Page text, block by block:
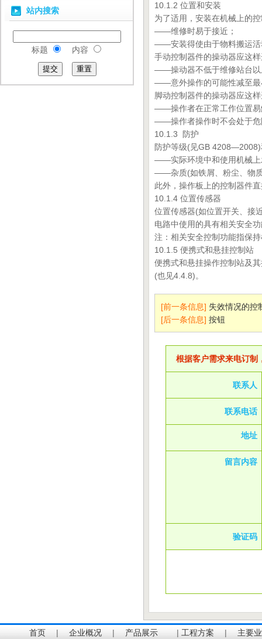
站内搜索
标题 内容
10.1.2 位置和安装
为了适用，安装在机械上的
——维修时易于接近；
——安装得使由于物料搬运活
手动控制器件的操动器应这
——操动器不低于维修站台以
——意外操作的可能性减至最
脚动控制器件的操动器应这
——操作者在正常工作位置易
——操作者操作时不会处于危
10.1.3 防护
防护等级(见GB
——实际环境中和使用机械上
——杂质(如铁屑、粉尘、物
此外，操作板上的控制器件
10.1.4 位置传感器
位置传感器(如位置开关、接
电路中使用的具有相关安全
注：相关安全控制功能指保
10.1.5 便携式和悬挂控制站
便携式和悬挂操作控制站及
(也见4.4.8)。
[前一条信息] 失效情况的控
[后一条信息] 按钮
根据客户需求来电订制
联系人
联系电话
地址
留言内容
验证码
首页 | 企业概况 | 产品展示 | 工程方案 | 主要